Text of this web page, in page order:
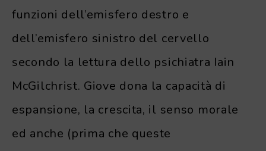
funzioni dell’emisfero destro e
dell’emisfero sinistro del cervello
secondo la lettura dello psichiatra Iain
McGilchrist. Giove dona la capacità di
espansione, la crescita, il senso morale
ed anche (prima che queste